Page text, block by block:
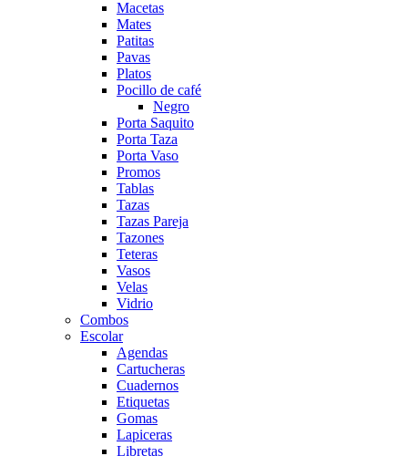
Macetas
Mates
Patitas
Pavas
Platos
Pocillo de café
Negro
Porta Saquito
Porta Taza
Porta Vaso
Promos
Tablas
Tazas
Tazas Pareja
Tazones
Teteras
Vasos
Velas
Vidrio
Combos
Escolar
Agendas
Cartucheras
Cuadernos
Etiquetas
Gomas
Lapiceras
Libretas